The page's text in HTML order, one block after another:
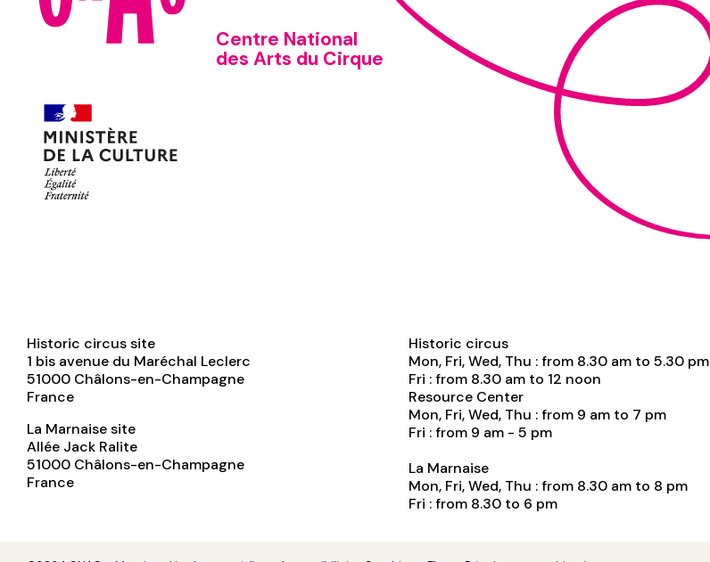
Centre National
des Arts du Cirque
Historic circus site
1 bis avenue du Maréchal Leclerc
51000 Châlons-en-Champagne
France
La Marnaise site
Allée Jack Ralite
51000 Châlons-en-Champagne
France
Historic circus
Mon, Fri, Wed, Thu : from 8.30 am to 5.30 pm
Fri : from 8.30 am to 12 noon
Resource Center
Mon, Fri, Wed, Thu : from 9 am to 7 pm
Fri : from 9 am - 5 pm
La Marnaise
Mon, Fri, Wed, Thu : from 8.30 am to 8 pm
Fri : from 8.30 to 6 pm